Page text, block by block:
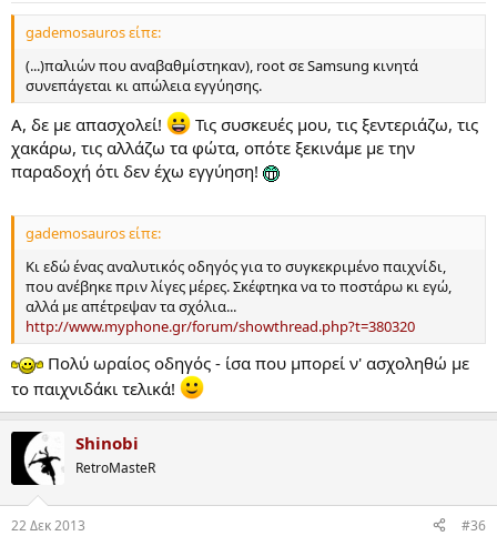
gademosauros είπε:
(...)παλιών που αναβαθμίστηκαν), root σε Samsung κινητά
συνεπάγεται κι απώλεια εγγύησης.
A, δε με απασχολεί!
Τις συσκευές μου, τις ξεντεριάζω, τις
χακάρω, τις αλλάζω τα φώτα, οπότε ξεκινάμε με την
παραδοχή ότι δεν έχω εγγύηση!
gademosauros είπε:
Κι εδώ ένας αναλυτικός οδηγός για το συγκεκριμένο παιχνίδι,
που ανέβηκε πριν λίγες μέρες. Σκέφτηκα να το ποστάρω κι εγώ,
αλλά με απέτρεψαν τα σχόλια...
http://www.myphone.gr/forum/showthread.php?t=380320
Πολύ ωραίος οδηγός - ίσα που μπορεί ν' ασχοληθώ με
το παιχνιδάκι τελικά!
Shinobi
RetroMasteR
22 Δεκ 2013 #36